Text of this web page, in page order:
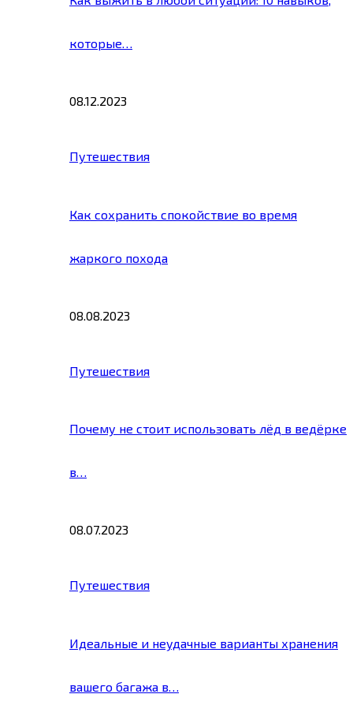
которые…
08.12.2023
Путешествия
Как сохранить спокойствие во время
жаркого похода
08.08.2023
Путешествия
Почему не стоит использовать лёд в ведёрке
в…
08.07.2023
Путешествия
Идеальные и неудачные варианты хранения
вашего багажа в…